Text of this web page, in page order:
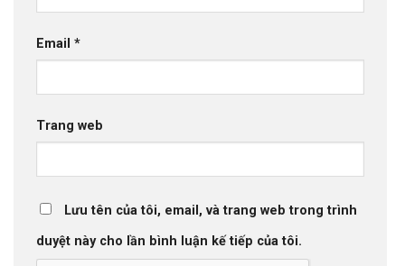
Email *
Trang web
Lưu tên của tôi, email, và trang web trong trình
duyệt này cho lần bình luận kế tiếp của tôi.